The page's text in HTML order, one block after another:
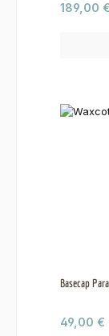
189,00 €
Basecap
49,00 €